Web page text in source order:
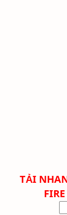
TẢI